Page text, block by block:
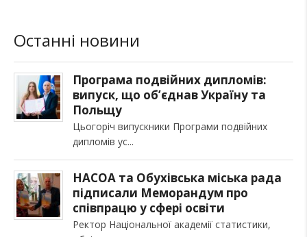
Останні новини
Програма подвійних дипломів:
випуск, що об’єднав Україну та
Польщу
Цьогоріч випускники Програми подвійних
дипломів ус
НАСОА та Обухівська міська рада
підписали Меморандум про
співпрацю у сфері освіти
Ректор Національної академії статистики,